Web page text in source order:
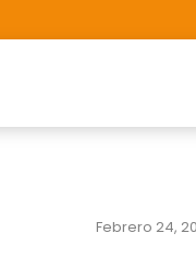
Febrero 24,